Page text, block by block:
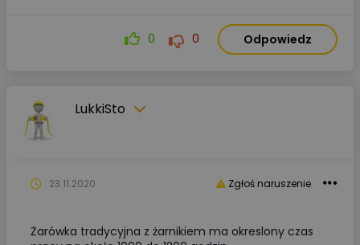
0 0 Odpowiedz
LukkiSto
Zgłoś naruszenie
23.11.2020
Żarówka tradycyjna z żarnikiem ma okreslony czas